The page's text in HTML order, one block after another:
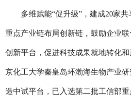
多维赋能“促升级”，建成20家共
重点产业链布局创新链，鼓励企业
创新平台，促进科技成果就地转化
京化工大学秦皇岛环渤海生物产业
造中试平台，已入选第二批工信部